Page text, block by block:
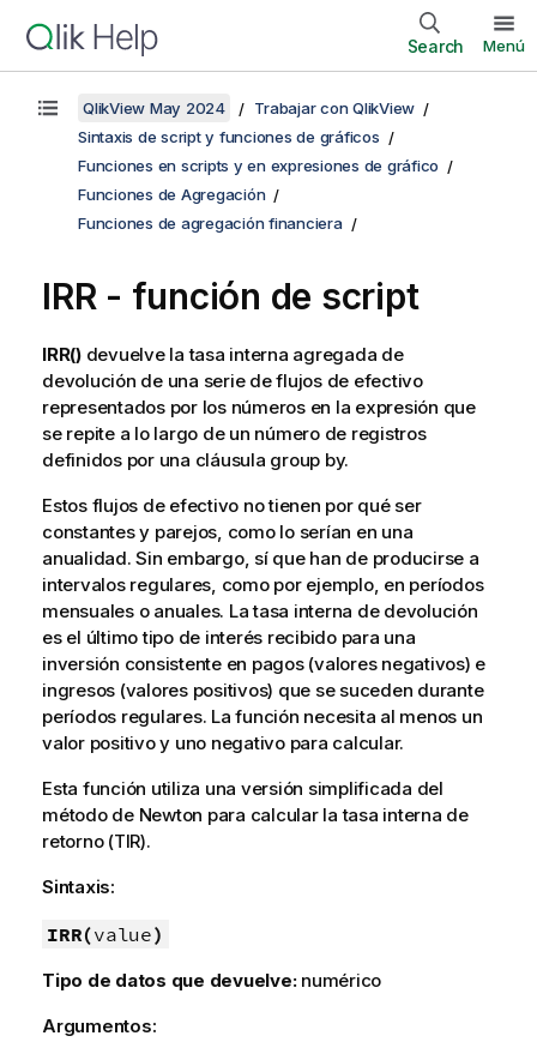
Search Menú
QlikView May 2024
Trabajar con QlikView
Sintaxis de script y funciones de gráficos
Funciones en scripts y en expresiones de gráfico
Funciones de Agregación
Funciones de agregación financiera
IRR - función de script
IRR()devuelve la tasa interna agregada de
devolución de una serie de flujos de efectivo
representados por los números en la expresión que
se repite a lo largo de un número de registros
definidos por una cláusula group by.
Estos flujos de efectivo no tienen por qué ser
constantes y parejos, como lo serían en una
anualidad. Sin embargo, sí que han de producirse a
intervalos regulares, como por ejemplo, en períodos
mensuales o anuales. La tasa interna de devolución
es el último tipo de interés recibido para una
inversión consistente en pagos (valores negativos) e
ingresos (valores positivos) que se suceden durante
períodos regulares. La función necesita al menos un
valor positivo y uno negativo para calcular.
Esta función utiliza una versión simplificada del
método de Newton para calcular la tasa interna de
retorno (TIR).
Sintaxis:
IRR(value)
Tipo de datos que devuelve: numérico
Argumentos: